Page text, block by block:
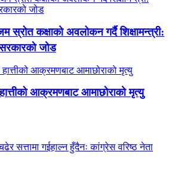
स्रोत कक्षाको अवलोकन गर्दै शिक्षामन्त्री:
सरकारको जोड
आक्रमणबाट आमाछोराको मृत्यु